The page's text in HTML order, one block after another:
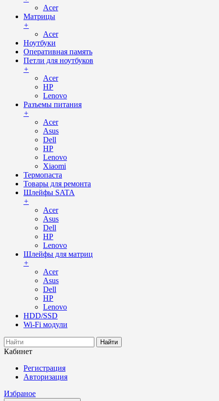
Acer
Матрицы
+
Acer
Ноутбуки
Оперативная память
Петли для ноутбуков
+
Acer
HP
Lenovo
Разъемы питания
+
Acer
Asus
Dell
HP
Lenovo
Xiaomi
Термопаста
Товары для ремонта
Шлейфы SATA
+
Acer
Asus
Dell
HP
Lenovo
Шлейфы для матриц
+
Acer
Asus
Dell
HP
Lenovo
HDD/SSD
Wi-Fi модули
Найти
Кабинет
Регистрация
Авторизация
Избраное